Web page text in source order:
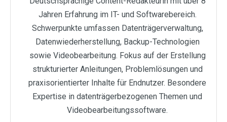
Jahren Erfahrung im IT- und Softwarebereich.
Schwerpunkte umfassen Datenträgerverwaltung,
Datenwiederherstellung, Backup-Technologien
sowie Videobearbeitung. Fokus auf der Erstellung
strukturierter Anleitungen, Problemlösungen und
praxisorientierter Inhalte für Endnutzer. Besondere
Expertise in datenträgerbezogenen Themen und
Videobearbeitungssoftware.